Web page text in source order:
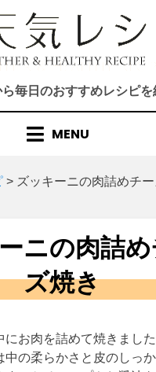
毎日のおすすめレシピを
MENU
> ズッキーニの肉詰めチー
ニの肉詰
ズ焼き
にお肉を詰めて焼きまし
中の柔らかさと皮のしっ